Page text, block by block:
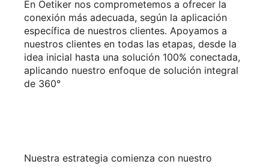
En Oetiker nos comprometemos a ofrecer la
conexión más adecuada, según la aplicación
específica de nuestros clientes. Apoyamos a
nuestros clientes en todas las etapas, desde la
idea inicial hasta una solución 100% conectada,
aplicando nuestro enfoque de solución integral
de 360°
Nuestra estrategia comienza con nuestro